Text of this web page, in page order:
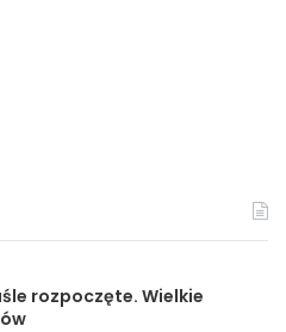
rozpoczęte. Wielkie